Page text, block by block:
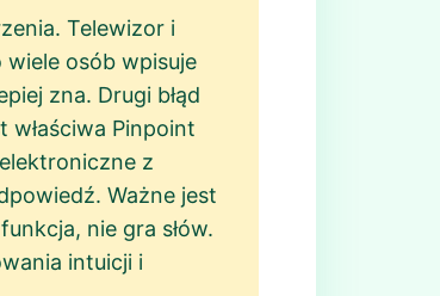
Telewizor i
osób wpisuje
zna. Drugi błąd
Pinpoint
z
Ważne jest
nie gra słów.
intuicji i